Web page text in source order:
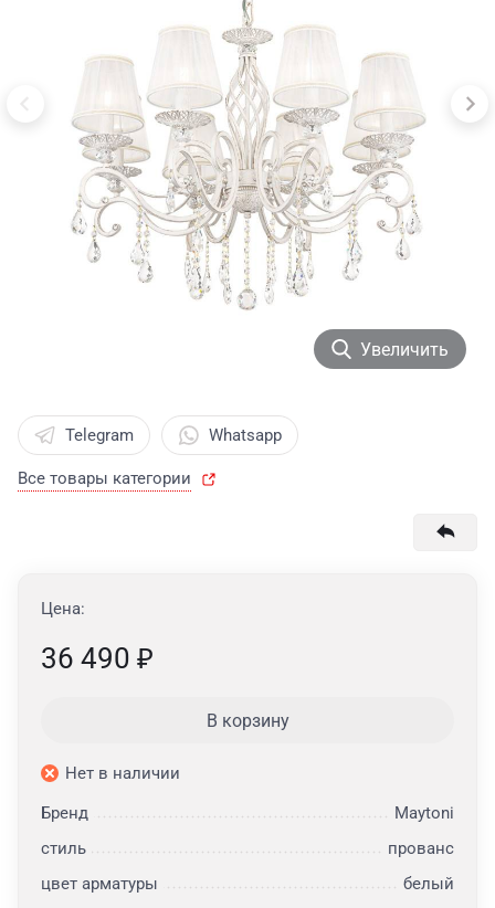
Увеличить
Telegram Whatsapp
Все товары категории
Цена:
36 490 ₽
В корзину
Нет в наличии
Бренд
Maytoni
стиль
прованс
цвет арматуры
белый